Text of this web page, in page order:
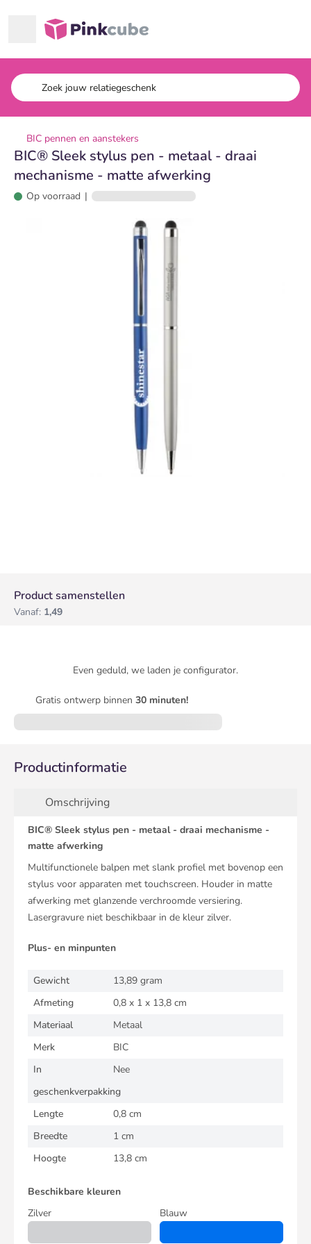
Pinkcube
BIC pennen en aanstekers
BIC® Sleek stylus pen - metaal - draai
mechanisme - matte afwerking
Op voorraad |
Product samenstellen
Vanaf: 1,49
Even geduld, we laden je configurator.
Gratis ontwerp binnen 30 minuten!
Productinformatie
Omschrijving
BIC® Sleek stylus pen - metaal - draai mechanisme -
matte afwerking
Multifunctionele balpen met slank profiel met bovenop een
stylus voor apparaten met touchscreen. Houder in matte
afwerking met glanzende verchroomde versiering.
Lasergravure niet beschikbaar in de kleur zilver.
Plus- en minpunten
Gewicht
13,89 gram
Afmeting
0,8 x 1 x 13,8 cm
Materiaal
Metaal
Merk
BIC
In
geschenkverpakking
Nee
Lengte
0,8 cm
Breedte
1 cm
Hoogte
13,8 cm
Beschikbare kleuren
Zilver
Blauw